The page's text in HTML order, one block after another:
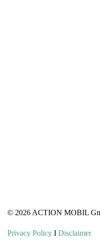
© 2026 ACTION MOBIL
Privacy Policy I Disclaimer